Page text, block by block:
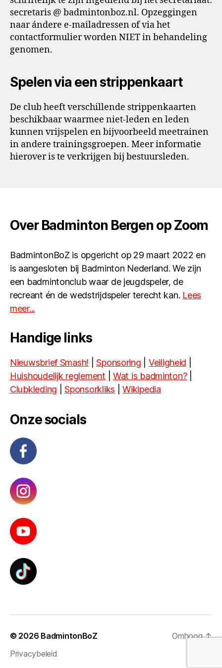
secretaris @ badmintonboz.nl. Opzeggingen
naar ándere e-mailadressen of via het
contactformulier worden NIET in behandeling
genomen.
Spelen via een strippenkaart
De club heeft verschillende strippenkaarten
beschikbaar waarmee niet-leden en leden
kunnen vrijspelen en bijvoorbeeld meetrainen
in andere trainingsgroepen. Meer informatie
hierover is te verkrijgen bij bestuursleden.
Over Badminton Bergen op Zoom
BadmintonBoZ is opgericht op 29 maart 2022 en
is aangesloten bij Badminton Nederland. We zijn
een badmintonclub waar de jeugdspeler, de
recreant én de wedstrijdspeler terecht kan. Lees
meer...
Handige links
Nieuwsbrief Smash! |Sponsoring Veiligheid
Huishoudelijk reglement
Wat is badminton?|
Clubkleding |Sponsorkliks |Wikipedia
Onze socials
© 2026 BadmintonBoZ
Privacybeleid
Omhoog↑